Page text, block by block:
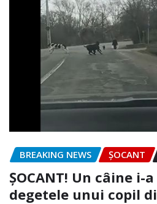
BREAKING NEWS ȘOCANT
ȘOCANT! Un câine i-
degetele unui copil